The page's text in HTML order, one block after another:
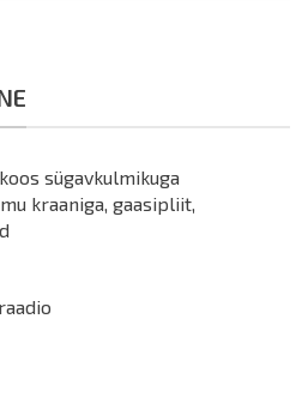
sügavkulmikuga
kraaniga, gaasipliit,